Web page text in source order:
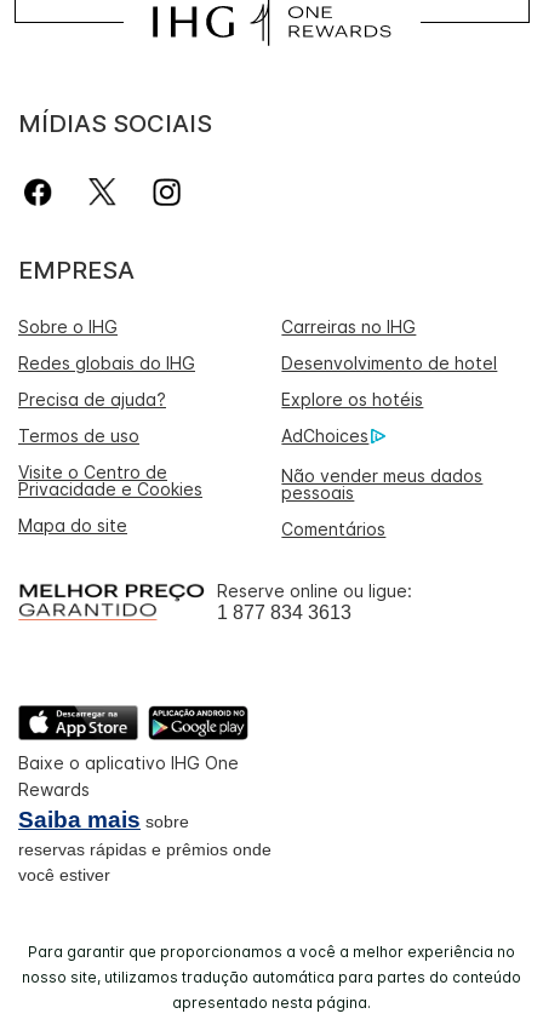
MÍDIAS SOCIAIS
EMPRESA
Sobre o IHG
Carreiras no IHG
Redes globais do IHG
Desenvolvimento de hotel
Precisa de ajuda?
Explore os hotéis
Termos de uso
AdChoices
Visite o Centro de
Privacidade e Cookies
Não vender meus dados
pessoais
Mapa do site
Comentários
Reserve online ou ligue:
1 877 834 3613
Baixe o aplicativo IHG One
Rewards
Saiba mais sobre
reservas rápidas e prêmios onde
você estiver
Para garantir que proporcionamos a você a melhor experiência no
nosso site, utilizamos tradução automática para partes do conteúdo
apresentado nesta página.